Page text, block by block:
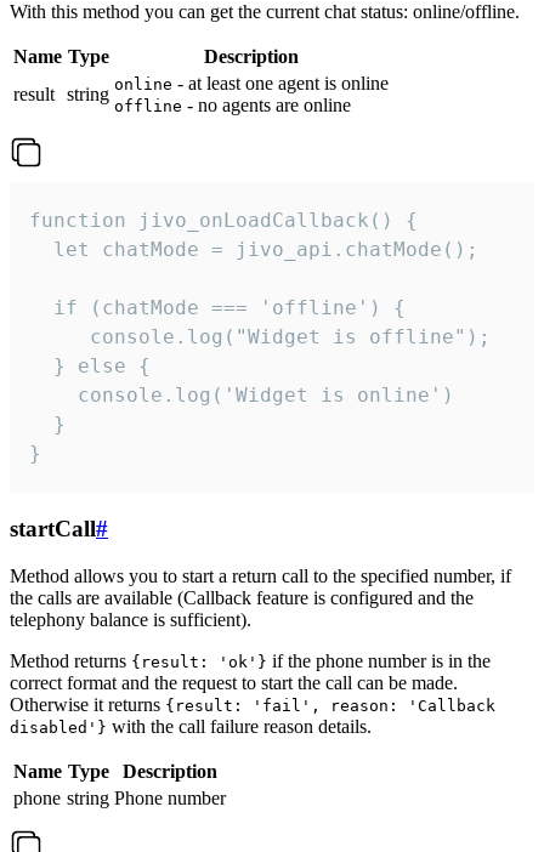
With this method you can get the current chat status: online/offline.
Name Type
Description
result string online - at least one agent is online
offline - no agents are online
function jivo_onLoadCallback() {
  let chatMode = jivo_api.chatMode();
  if (chatMode === 'offline') {
     console.log("Widget is offline");
  } else {
    console.log('Widget is online')
  }
}
startCall#
Method allows you to start a return call to the specified number, if
the calls are available (Callback feature is configured and the
telephony balance is sufficient).
Method returns {result: 'ok'} if the phone number is in the
correct format and the request to start the call can be made.
Otherwise it returns {result: 'fail', reason: 'Callback
disabled'} with the call failure reason details.
Name Type
Description
phone string Phone number